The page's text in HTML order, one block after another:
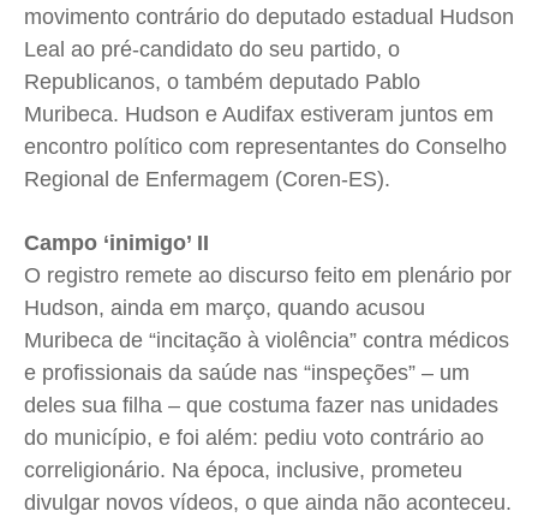
movimento contrário do deputado estadual Hudson
Leal ao pré-candidato do seu partido, o
Republicanos, o também deputado Pablo
Muribeca. Hudson e Audifax estiveram juntos em
encontro político com representantes do Conselho
Regional de Enfermagem (Coren-ES).
Campo ‘inimigo’ II
O registro remete ao discurso feito em plenário por
Hudson, ainda em março, quando acusou
Muribeca de “incitação à violência” contra médicos
e profissionais da saúde nas “inspeções” – um
deles sua filha – que costuma fazer nas unidades
do município, e foi além: pediu voto contrário ao
correligionário. Na época, inclusive, prometeu
divulgar novos vídeos, o que ainda não aconteceu.